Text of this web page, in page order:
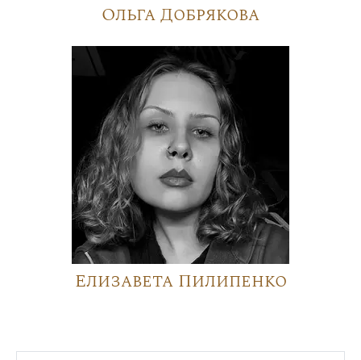
Ольга Добрякова
Елизавета Пилипенко